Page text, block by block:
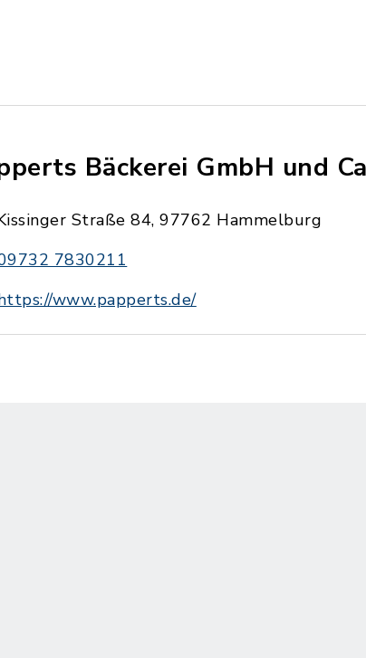
Bäckerei GmbH und
Straße 84, 97762 Hammelburg
7830211
www.papperts.de/